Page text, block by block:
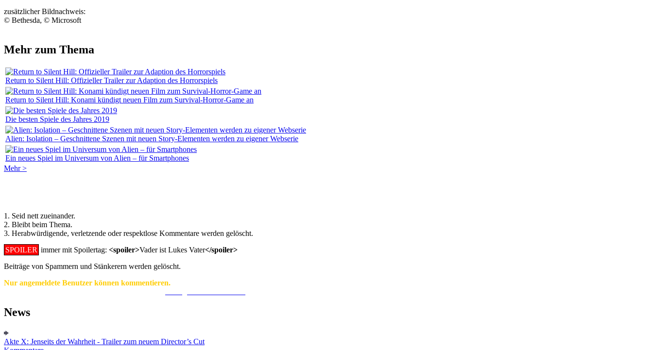
zusätzlicher Bildnachweis:
© Bethesda, © Microsoft
Mehr zum Thema
Return to Silent Hill: Offizieller Trailer zur Adaption des Horrorspiels
Return to Silent Hill: Konami kündigt neuen Film zum Survival-Horror-Game an
Die besten Spiele des Jahres 2019
Alien: Isolation – Geschnittene Szenen mit neuen Story-Elementen werden zu eigener Webserie
Ein neues Spiel im Universum von Alien – für Smartphones
Mehr >
1. Seid nett zueinander.
2. Bleibt beim Thema.
3. Herabwürdigende, verletzende oder respektlose Kommentare werden gelöscht.
SPOILER immer mit Spoilertag: <spoiler>Vader ist Lukes Vater</spoiler>
Beiträge von Spammern und Stänkerern werden gelöscht.
Nur angemeldete Benutzer können kommentieren.
News
Akte X: Jenseits der Wahrheit - Trailer zum neuem Director’s Cut